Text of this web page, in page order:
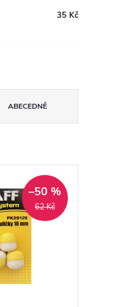
35 Kč
ABECEDNĚ
62 Kč
–50 %